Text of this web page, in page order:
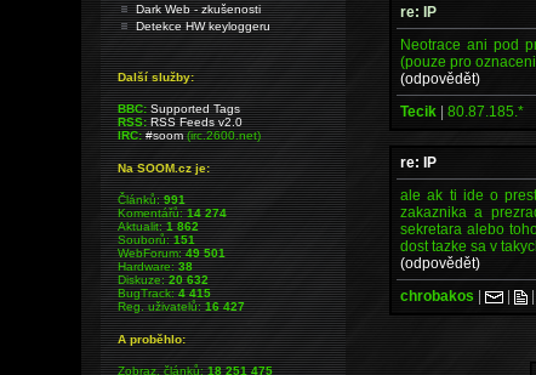
re: IP
Neotrace ani pod
(pouze pro
(odpovědět)
Tecik |80.87.185.*
re: IP
ale ak ti ide o
zakaznika a
sekretara alebo
dost tazke sa v
(odpovědět)
chrobakos | |
Dark Web - zkušenosti
Detekce HW keyloggeru
Další služby:
BBC: Supported Tags
RSS: RSS Feeds v2.0
IRC: #soom(irc.2600.net)
Na SOOM.cz je:
Článků:991
Komentářů:14 274
Aktualit:1 862
Souborů:151
WebForum:49 501
Hardware:38
Diskuze:20 632
BugTrack:4 415
Reg. uživatelů:16 427
A proběhlo:
Zobraz. článků:18 251 475